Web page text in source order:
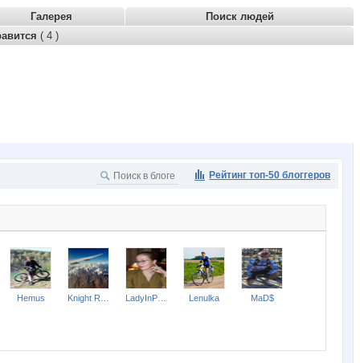
Галерея
Поиск людей
( 4 )
Рейтинг топ-50 блоггеров
Hemus Lenulka MaD$